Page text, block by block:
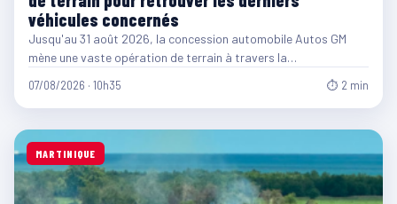
véhicules concernés
Jusqu'au 31 août 2026, la concession automobile Autos GM
mène une vaste opération de terrain à travers la…
07/08/2026 · 10h35 ⏱ 2 min
MARTINIQUE